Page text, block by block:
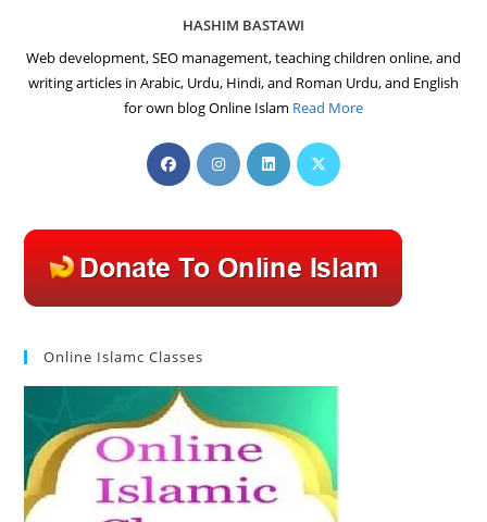
HASHIM BASTAWI
Web development, SEO management, teaching children online, and
writing articles in Arabic, Urdu, Hindi, and Roman Urdu, and English
for own blog Online Islam Read More
Opens
in
tab
Opens
in
tab
Opens
in
tab
Opens
tab
Online Islamc Classes